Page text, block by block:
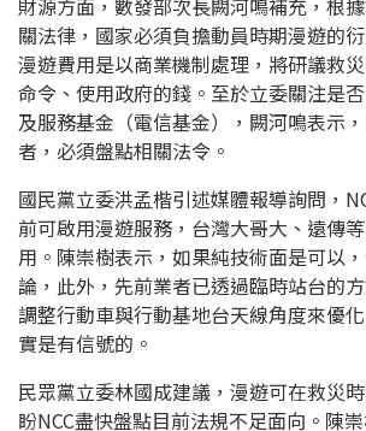
財源方面，數發部次長闕河鳴補充，根
關法律，國家必須負擔動員時期漫遊的
漫遊費用是以商業機制處理，將研議救
命令、使用政府的錢。至於立委關注是
及服務基金（電信基金），闕河鳴表示
者，必須盤點相關法令。
國民黨立委洪孟楷引述媒體報導詢問，
前可啟用漫遊服務，台灣大哥大、遠傳
用。陳崇樹表示，如果純技術面是可以
論，此外，先前業者已透過臨時站台的
調整行動車與行動基地台天線角度來優
實是有信號的。
民眾黨立委林國成建議，漫遊可在救災
盼NCC盡快盤點目前法規不足面向。陳